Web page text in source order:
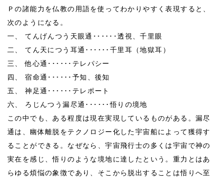
Ｐの諸能力を仏教の用語を使ってわかりやすく表現すると、
次のようになる。
一、 てんげんつう天眼通･･････透視、千里眼
二、 てん天につう耳通･･････千里耳（地獄耳）
三、 他心通･･････テレパシー
四、 宿命通･･････予知、後知
五、 神足通･･････テレポート
六、 ろじんつう漏尽通･･････悟りの境地
この中でも、ある程度は現在実現しているものがある。漏尽
通は、幽体離脱をテクノロジー化した宇宙船によって獲得す
ることができる。なぜなら、宇宙飛行士の多くは宇宙で神の
実在を感じ、悟りのような境地に達したという。重力とはあ
らゆる煩悩の象徴であり、そこから脱出することは悟りへ至